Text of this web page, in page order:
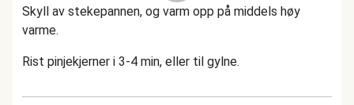
Skyll av stekepannen, og varm opp på middels høy
varme.
Rist pinjekjerner i 3-4 min, eller til gylne.